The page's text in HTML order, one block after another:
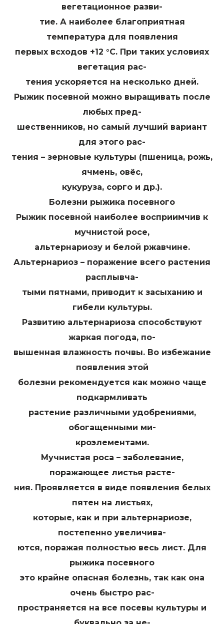
вегетационное разви-
тие. А наиболее благоприятная
температура для появления
первых всходов +12 °С. При таких условиях
вегетация рас-
тения ускоряется на несколько дней.
Рыжик посевной можно выращивать после
любых пред-
шественников, но самый лучший вариант
для этого рас-
тения – зерновые культуры (пшеница, рожь,
ячмень, овёс,
кукуруза, сорго и др.).
Болезни рыжика посевного
Рыжик посевной наиболее восприимчив к
мучнистой росе,
альтернариозу и белой ржавчине.
Альтернариоз – поражение всего растения
расплывча-
тыми пятнами, приводит к засыханию и
гибели культуры.
Развитию альтернариоза способствуют
жаркая погода, по-
вышенная влажность почвы. Во избежание
появления этой
болезни рекомендуется как можно чаще
подкармливать
растение различными удобрениями,
обогащенными ми-
кроэлементами.
Мучнистая роса – заболевание,
поражающее листья расте-
ния. Проявляется в виде появления белых
пятен на листьях,
которые, как и при альтернариозе,
постепенно увеличива-
ются, поражая полностью весь лист. Для
рыжика посевного
это крайне опасная болезнь, так как она
очень быстро рас-
пространяется на все посевы культуры и